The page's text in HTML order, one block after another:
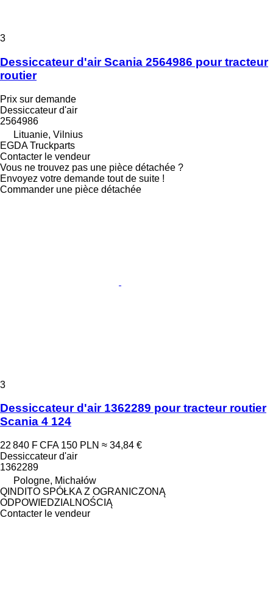
3
Dessiccateur d'air Scania 2564986 pour tracteur
routier
Prix sur demande
Dessiccateur d'air
2564986
Lituanie, Vilnius
EGDA Truckparts
Contacter le vendeur
Vous ne trouvez pas une pièce détachée ?
Envoyez votre demande tout de suite !
Commander une pièce détachée
3
Dessiccateur d'air 1362289 pour tracteur routier
Scania 4 124
22 840 F CFA 150 PLN ≈ 34,84 €
Dessiccateur d'air
1362289
Pologne, Michałów
QINDITO SPÓŁKA Z OGRANICZONĄ
ODPOWIEDZIALNOŚCIĄ
Contacter le vendeur